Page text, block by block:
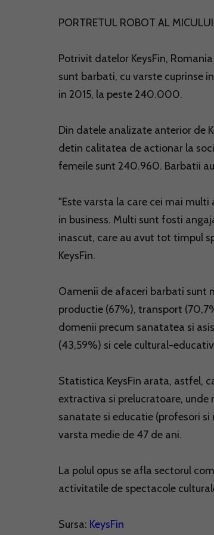
PORTRETUL ROBOT AL
Potrivit datelor KeysFin,
sunt barbati, cu varste cuprinse
in 2015, la peste 240.000.
Din datele analizate anterior de
detin calitatea de actionar la
femeile sunt 240.960. Barbatii
"Este varsta la care cei mai
in business. Multi sunt fosti
inascut, care au avut tot timpul
KeysFin.
Oamenii de afaceri barbati sunt
productie (67%), transport
domenii precum sanatatea si
(43,59%) si cele cultural-
Statistica KeysFin arata, astfel,
extractiva si prelucratoare,
sanatate si educatie (profesori
varsta medie de 47 de ani.
La polul opus se afla sectorul
activitatile de spectacole
Sursa: KeysFin